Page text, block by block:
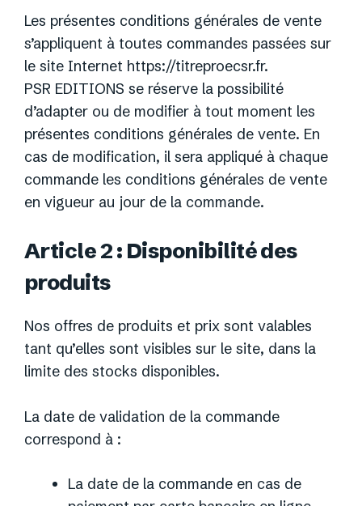
Les présentes conditions générales de vente
s’appliquent à toutes commandes passées sur
le site Internet https://titreproecsr.fr.
PSR EDITIONS se réserve la possibilité
d’adapter ou de modifier à tout moment les
présentes conditions générales de vente. En
cas de modification, il sera appliqué à chaque
commande les conditions générales de vente
en vigueur au jour de la commande.
Article 2 : Disponibilité des
produits
Nos offres de produits et prix sont valables
tant qu’elles sont visibles sur le site, dans la
limite des stocks disponibles.
La date de validation de la commande
correspond à :
La date de la commande en cas de